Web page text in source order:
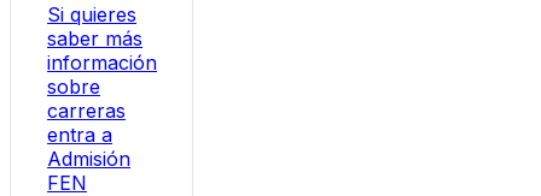
Si quieres
saber más
información
sobre
carreras
entra a
Admisión
FEN